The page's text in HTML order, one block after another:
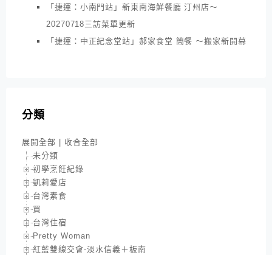
「捷運：小南門站」新東南海鮮餐廳 汀州店～
20270718三訪菜單更新
「捷運：中正紀念堂站」郝家食堂 簡餐 ～搬家新開幕
分類
展開全部
收合全部
未分類
初學烹飪紀錄
凱莉愛店
台灣素食
買
台灣住宿
Pretty Woman
紅藍雙線交會-淡水信義＋板南